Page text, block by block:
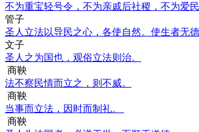
不为重宝轻号令，不为亲戚后社稷，不为爱
管子
圣人立法以导民之心，各使自然。使生者无德
文子
圣人之为国也，观俗立法则治。
商鞅
法不察民情而立之，则不威。
商鞅
当事而立法，因时而制礼。
商鞅